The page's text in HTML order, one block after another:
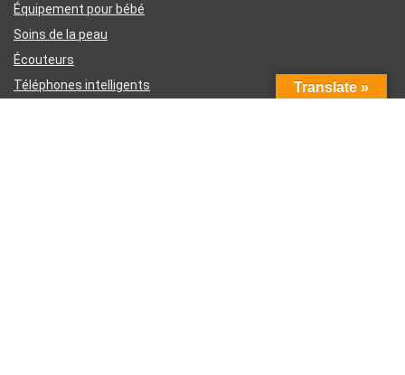
Équipement pour bébé
Soins de la peau
Écouteurs
Téléphones intelligents
Translate »